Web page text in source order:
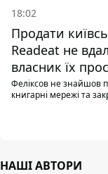
18:02
Продати
Readeat не
власник їх
Феліксов не знайшов
книгарні мережі та
НАШІ АВТОРИ